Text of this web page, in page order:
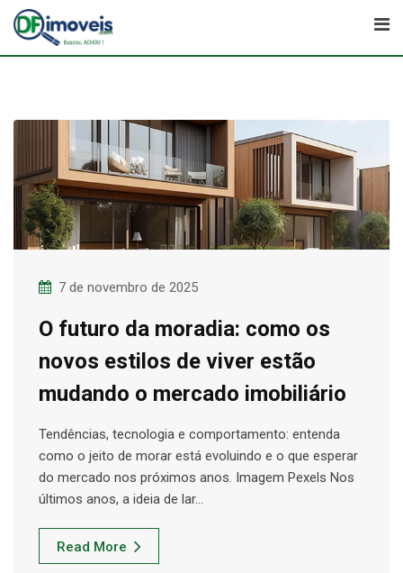
Skip
content
7 de novembro de 2025
O futuro da moradia: como os
novos estilos de viver estão
mudando o mercado imobiliário
Tendências, tecnologia e comportamento: entenda
como o jeito de morar está evoluindo e o que esperar
do mercado nos próximos anos. Imagem Pexels Nos
últimos anos, a ideia de lar…
Read More